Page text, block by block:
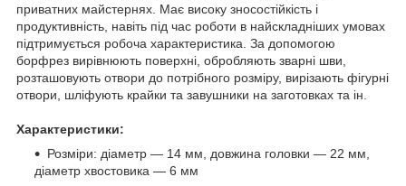
приватних майстернях. Має високу зносостійкість і
продуктивність, навіть під час роботи в найскладніших умовах
підтримується робоча характеристика. За допомогою
борфрез вирівнюють поверхні, обробляють зварні шви,
розташовують отвори до потрібного розміру, вирізають фігурні
отвори, шліфують крайки та завушники на заготовках та ін.
Характеристики:
Розміри: діаметр — 14 мм, довжина головки — 22 мм,
діаметр хвостовика — 6 мм